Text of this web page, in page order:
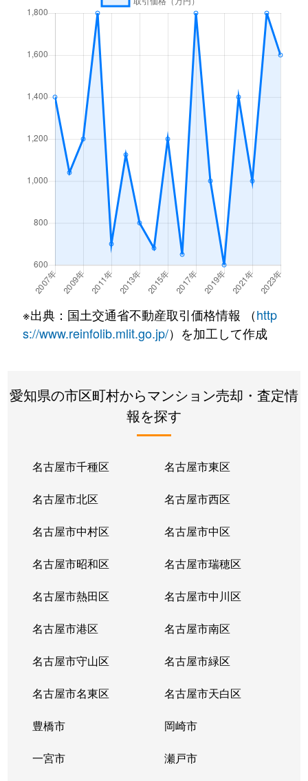
※出典：国土交通省不動産取引価格情報 （http
s://www.reinfolib.mlit.go.jp/）を加工して作成
愛知県の市区町村からマンション売却・査定情
報を探す
名古屋市千種区 名古屋市東区
名古屋市北区 名古屋市西区
名古屋市中村区 名古屋市中区
名古屋市昭和区 名古屋市瑞穂区
名古屋市熱田区 名古屋市中川区
名古屋市港区 名古屋市南区
名古屋市守山区 名古屋市緑区
名古屋市名東区 名古屋市天白区
豊橋市 岡崎市
一宮市 瀬戸市